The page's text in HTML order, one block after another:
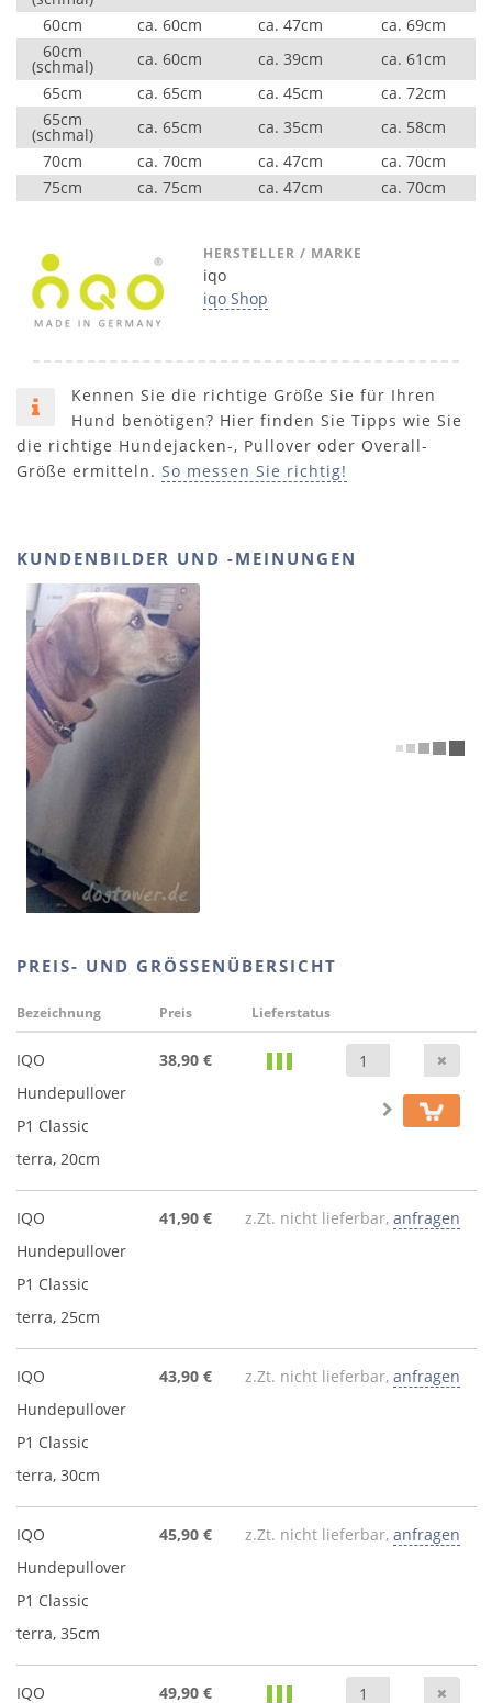
60cm
ca. 60cm ca. 47cm
ca. 69cm
60cm
(schmal) ca. 60cm ca. 39cm
ca. 61cm
65cm
ca. 65cm ca. 45cm
ca. 72cm
65cm
(schmal) ca. 65cm ca. 35cm
ca. 58cm
70cm
ca. 70cm ca. 47cm
ca. 70cm
75cm
ca. 75cm ca. 47cm ca. 70cm
HERSTELLER / MARKE
iqo
iqo Shop
Kennen Sie die richtige Größe Sie für Ihren
Hund benötigen? Hier finden Sie Tipps wie Sie
die richtige Hundejacken-, Pullover oder Overall-
Größe ermitteln. So messen Sie richtig!
KUNDENBILDER UND -MEINUNGEN
PREIS- UND GRÖSSENÜBERSICHT
Bezeichnung Preis Lieferstatus
IQO
Hundepullover
P1 Classic
terra, 20cm
38,90 €
IQO
Hundepullover
P1 Classic
terra, 25cm
41,90 € z.Zt. nicht lieferbar, anfragen
IQO
Hundepullover
P1 Classic
terra, 30cm
43,90 € z.Zt. nicht lieferbar, anfragen
IQO
Hundepullover
P1 Classic
terra, 35cm
45,90 € z.Zt. nicht lieferbar, anfragen
IQO
49,90 €